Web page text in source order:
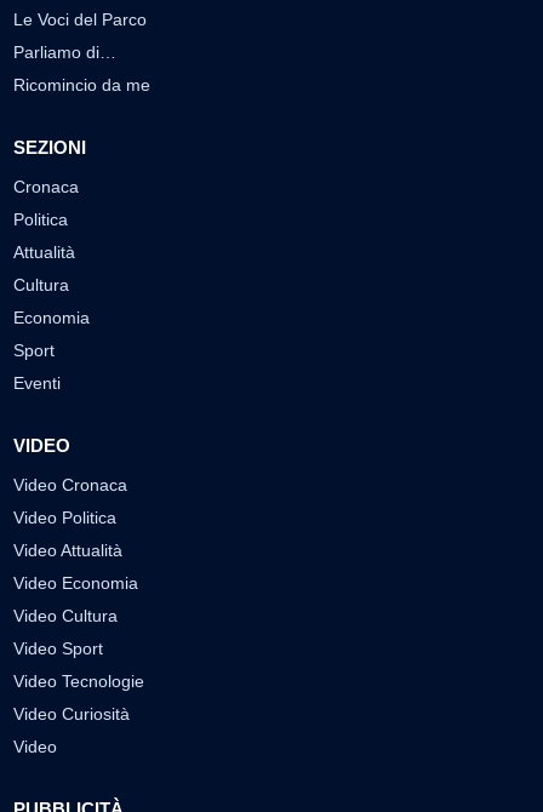
Le Voci del Parco
Parliamo di…
Ricomincio da me
SEZIONI
Cronaca
Politica
Attualità
Cultura
Economia
Sport
Eventi
VIDEO
Video Cronaca
Video Politica
Video Attualità
Video Economia
Video Cultura
Video Sport
Video Tecnologie
Video Curiosità
Video